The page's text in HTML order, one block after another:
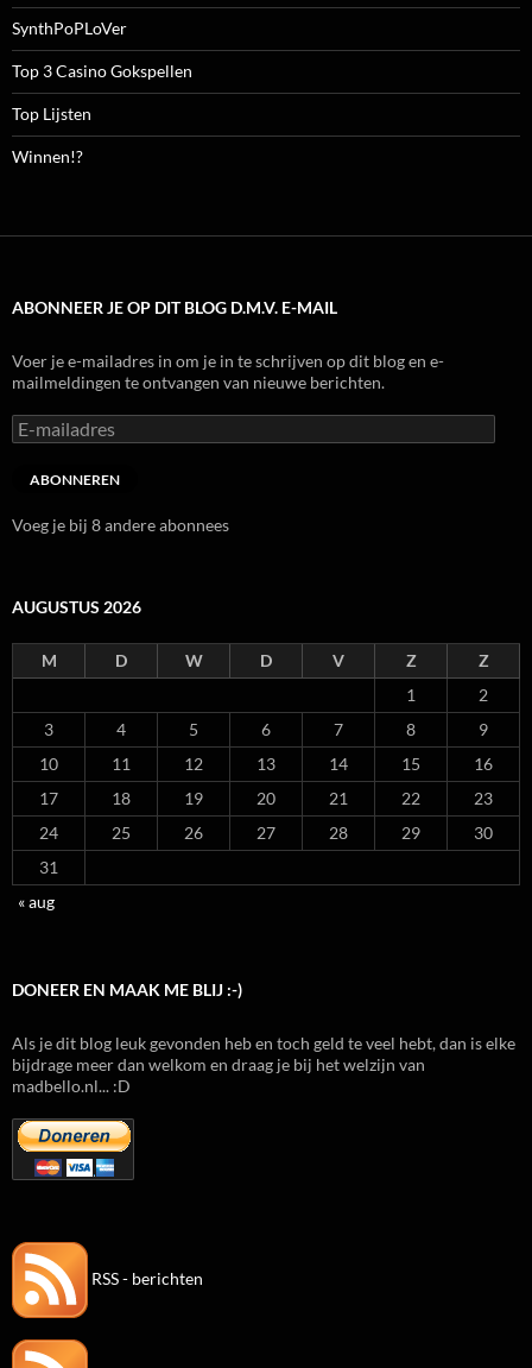
SynthPoPLoVer
Top 3 Casino Gokspellen
Top Lijsten
Winnen!?
ABONNEER JE OP DIT BLOG D.M.V. E-MAIL
Voer je e-mailadres in om je in te schrijven op dit blog en e-
mailmeldingen te ontvangen van nieuwe berichten.
E-
mailadres
ABONNEREN
Voeg je bij 8 andere abonnees
AUGUSTUS 2026
M D W D V Z
Z
1
2
3
4 5 6 7 8
9
10
11 12 13 14 15
16
17
18 19 20 21 22
23
24
25 26 27 28 29
30
31
« aug
DONEER EN MAAK ME BLIJ :-)
Als je dit blog leuk gevonden heb en toch geld te veel hebt, dan is elke
bijdrage meer dan welkom en draag je bij het welzijn van
madbello.nl... :D
RSS - berichten